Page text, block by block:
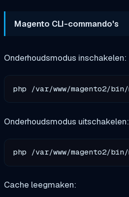
Magento CLI-commando's
Onderhoudsmodus inschakelen:
Onderhoudsmodus uitschakelen:
Cache leegmaken: